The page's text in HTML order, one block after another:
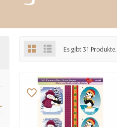
Es gibt 31 Produkte.
favorite_border